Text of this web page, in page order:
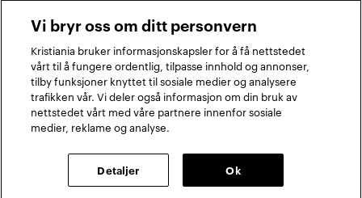
Sosiale medier
FacebookInstagramLinkedInTikTok
2026 © Kristiania
Vi bryr oss om ditt personvern
Kristiania bruker informasjonskapsler for å få nettstedet
vårt til å fungere ordentlig, tilpasse innhold og annonser,
tilby funksjoner knyttet til sosiale medier og analysere
trafikken vår. Vi deler også informasjon om din bruk av
nettstedet vårt med våre partnere innenfor sosiale
medier, reklame og analyse.
Detaljer Ok